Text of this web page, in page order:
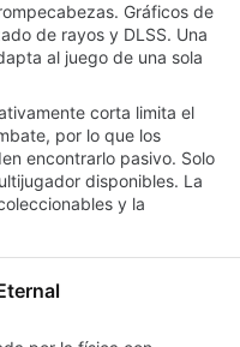
Gráficos de
de rayos y DLSS. Una
al juego de una sola
corta limita el
por lo que los
encontrarlo pasivo. Solo
disponibles. La
y la